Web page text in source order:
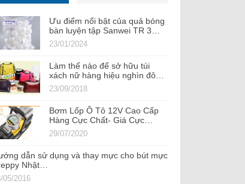
Ưu điểm nổi bật của quả bóng
bàn luyện tập Sanwei TR 3…
23/01/2024
Làm thế nào để sở hữu túi
xách nữ hàng hiệu nghìn đô…
23/09/2018
Bơm Lốp Ô Tô 12V Cao Cấp
Hàng Cực Chất- Giá Cực…
29/07/2020
dẫn sử dụng và thay mực cho bút mực
Nhật…
05/2016